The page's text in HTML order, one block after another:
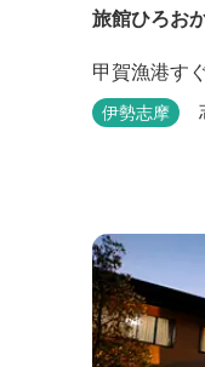
旅館ひろお
甲賀漁港す
伊勢志摩